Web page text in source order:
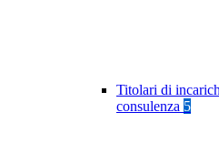
Titolari di
consulenza 5